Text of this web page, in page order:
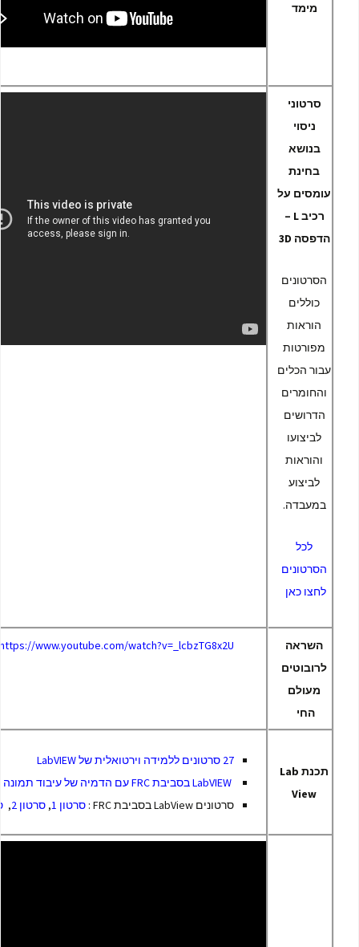
מימד
סרטוני
ניסוי
בנושא
בחינת
עומסים על
רכיב L –
הדפסה 3D
הסרטונים
כוללים
הוראות
מפורטות
עבור הכלים
והחומרים
הדרושים
לביצועו
והוראות
לביצוע
במעבדה.
לכל
הסרטונים
לחצו כאן
השראה
לרובוטים
מעולם
החי
www.youtube.com/watch?v=_lcbzTG8x2U
תכנת Lab
View
27 סרטונים ללמידה וירטואלית של LabVIEW
LabVIEW בסביבת FRC עם הדמיה של עיבוד תמונה
סרטונים LabView בסביבת FRC :
סרטון 1 , סרטון 2 ,